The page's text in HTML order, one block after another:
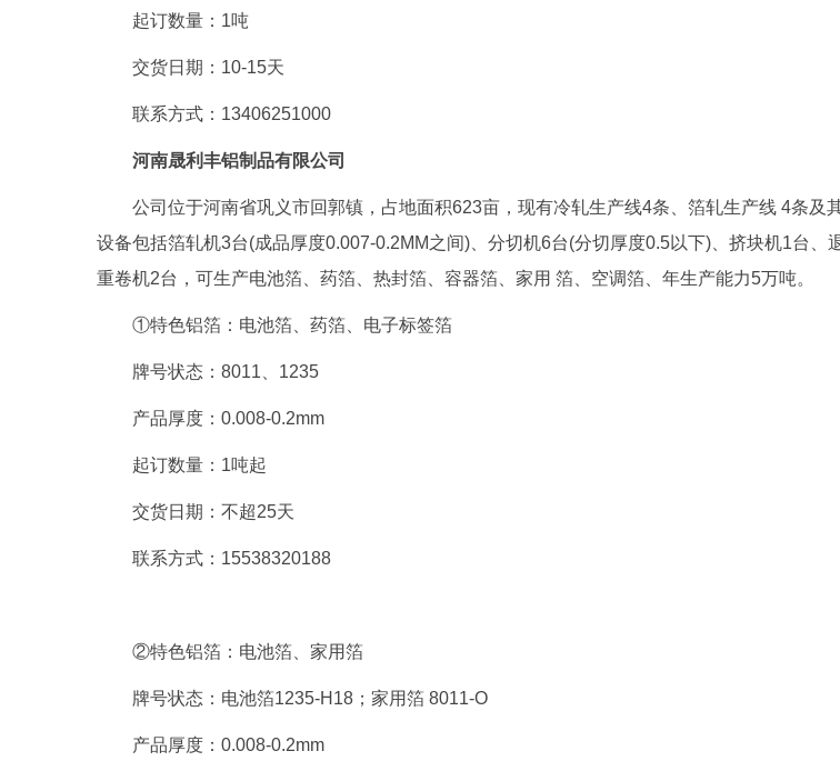
起订数量：1吨
交货日期：10-15天
联系方式：13406251000
河南晟利丰铝制品有限公司
公司位于河南省巩义市回郭镇，占地面积623亩，现有冷轧生产线4条、箔轧生产线 4条及
设备包括箔轧机3台(成品厚度0.007-0.2MM之间)、分切机6台(分切厚度0.5以下)、挤块机1台、
重卷机2台，可生产电池箔、药箔、热封箔、容器箔、家用 箔、空调箔、年生产能力5万吨。
①特色铝箔：电池箔、药箔、电子标签箔
牌号状态：8011、1235
产品厚度：0.008-0.2mm
起订数量：1吨起
交货日期：不超25天
联系方式：15538320188
②特色铝箔：电池箔、家用箔
牌号状态：电池箔1235-H18；家用箔 8011-O
产品厚度：0.008-0.2mm